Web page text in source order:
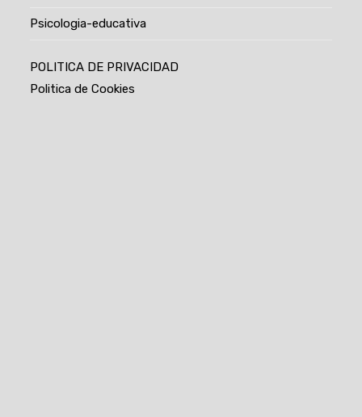
Psicologia-educativa
POLITICA DE PRIVACIDAD
Politica de Cookies